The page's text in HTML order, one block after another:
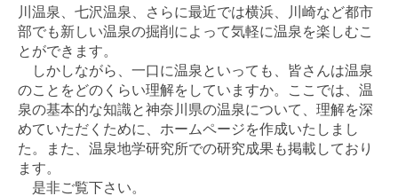
川温泉、七沢温泉、さらに最近では横浜、川崎など都市
部でも新しい温泉の掘削によって気軽に温泉を楽しむこ
とができます。
しかしながら、一口に温泉といっても、皆さんは温泉
のことをどのくらい理解をしていますか。ここでは、温
泉の基本的な知識と神奈川県の温泉について、理解を深
めていただくために、ホームページを作成いたしまし
た。また、温泉地学研究所での研究成果も掲載しており
ます。
是非ご覧下さい。